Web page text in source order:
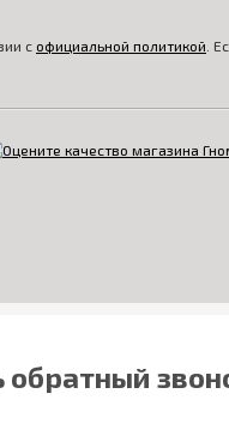
с официальной политикой .
обратный